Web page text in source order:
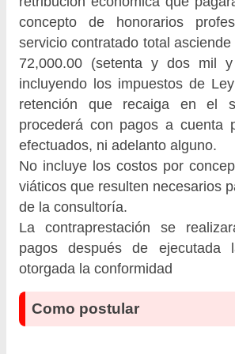
concepto de honorarios
servicio contratado total
72,000.00 (setenta y dos mil
incluyendo los impuestos de
retención que recaiga en el
procederá con pagos a cuenta
efectuados, ni adelanto alguno.
No incluye los costos por
viáticos que resulten necesarios
de la consultoría.
La contraprestación se
pagos después de ejecutada
otorgada la conformidad
Como postular